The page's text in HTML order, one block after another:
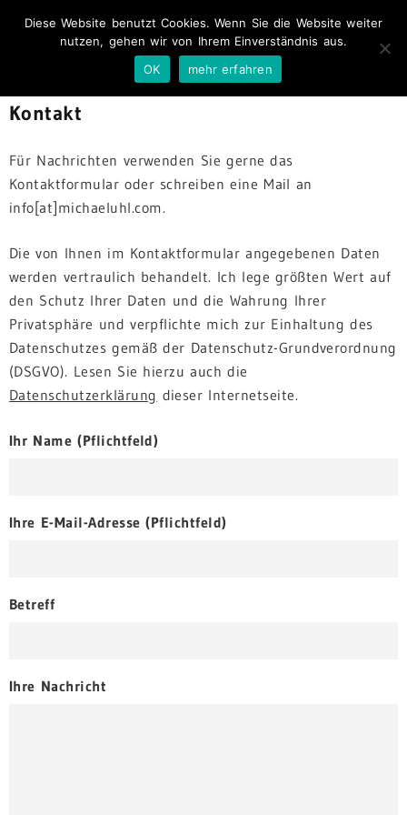
Kontakt
Für Nachrichten verwenden Sie gerne das
Kontaktformular oder schreiben eine Mail an
info[at]michaeluhl.com.
Die von Ihnen im Kontaktformular angegebenen Daten
werden vertraulich behandelt. Ich lege größten Wert auf
den Schutz Ihrer Daten und die Wahrung Ihrer
Privatsphäre und verpflichte mich zur Einhaltung des
Datenschutzes gemäß der Datenschutz-Grundverordnung
(DSGVO). Lesen Sie hierzu auch die
Datenschutzerklärung dieser Internetseite.
Ihr Name (Pflichtfeld)
Ihre E-Mail-Adresse (Pflichtfeld)
Betreff
Ihre Nachricht
Diese Website benutzt Cookies. Wenn Sie die Website weiter
nutzen, gehen wir von Ihrem Einverständnis aus.
OK
mehr erfahren